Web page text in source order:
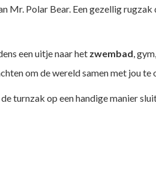
Mr. Polar Bear. Een gezellig
een uitje naar het zwembad ,
om de wereld samen met jou te
turnzak op een handige manier